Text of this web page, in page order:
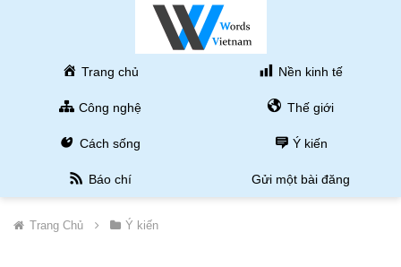
Trang chủ Nền kinh tế
Công nghệ Thế giới
Cách sống Ý kiến
Báo chí Gửi một bài đăng
Trang Chủ Ý kiến